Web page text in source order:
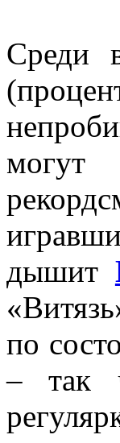
Среди
могут
дышит
по
– так